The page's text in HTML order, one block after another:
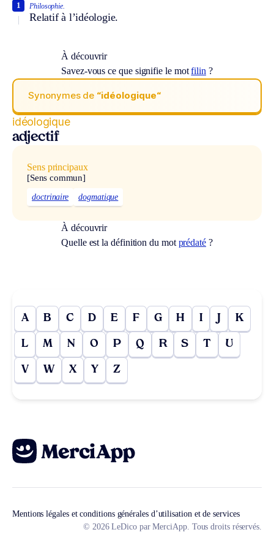
Philosophie.
Relatif à l’idéologie.
1
À découvrir
Savez-vous ce que signifie le motfilin ?
Synonymes de “idéologique“
idéologique
adjectif
Sens principaux
[Sens commun]
doctrinaire dogmatique
À découvrir
Quelle est la définition du mot prédaté ?
A B C D E F G H I J K
L M N O P Q R S T U
V W X Y Z
Mentions légales et conditions générales d’utilisation et de services
© 2026 LeDico par MerciApp. Tous droits réservés.